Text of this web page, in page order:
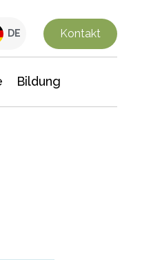
DE Kontakt
Bildung